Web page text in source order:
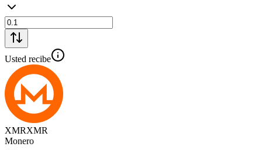
Usted recibe
XMRXMR
Monero